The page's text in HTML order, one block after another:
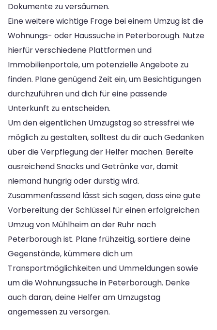
Dokumente zu versäumen.
Eine weitere wichtige Frage bei einem Umzug ist die
Wohnungs- oder Haussuche in Peterborough. Nutze
hierfür verschiedene Plattformen und
Immobilienportale, um potenzielle Angebote zu
finden. Plane genügend Zeit ein, um Besichtigungen
durchzuführen und dich für eine passende
Unterkunft zu entscheiden.
Um den eigentlichen Umzugstag so stressfrei wie
möglich zu gestalten, solltest du dir auch Gedanken
über die Verpflegung der Helfer machen. Bereite
ausreichend Snacks und Getränke vor, damit
niemand hungrig oder durstig wird.
Zusammenfassend lässt sich sagen, dass eine gute
Vorbereitung der Schlüssel für einen erfolgreichen
Umzug von Mühlheim an der Ruhr nach
Peterborough ist. Plane frühzeitig, sortiere deine
Gegenstände, kümmere dich um
Transportmöglichkeiten und Ummeldungen sowie
um die Wohnungssuche in Peterborough. Denke
auch daran, deine Helfer am Umzugstag
angemessen zu versorgen.